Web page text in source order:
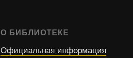
О БИБЛИОТЕКЕ
Официальная информация